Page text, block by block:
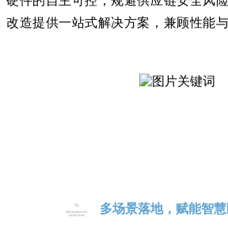
改造提供一站式解决方案，兼顾性能与
多场景落地，赋能智